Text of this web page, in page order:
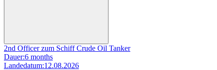
2nd Officer zum Schiff Crude Oil Tanker
Dauer:6 months
Landedatum:12.08.2026